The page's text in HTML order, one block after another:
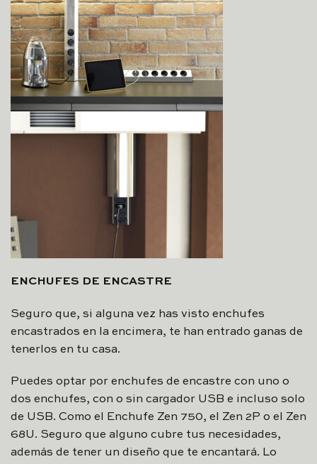
ENCHUFES DE ENCASTRE
Seguro que, si alguna vez has visto enchufes
encastrados en la encimera, te han entrado ganas de
tenerlos en tu casa.
Puedes optar por enchufes de encastre con uno o
dos enchufes, con o sin cargador USB e incluso solo
de USB. Como el Enchufe Zen 750, el Zen 2P o el Zen
68U. Seguro que alguno cubre tus necesidades,
además de tener un diseño que te encantará. Lo